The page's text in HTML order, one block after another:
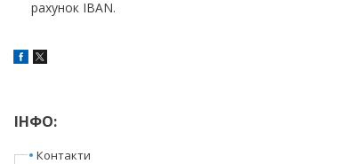
рахунок IBAN.
ІНФО:
Контакти